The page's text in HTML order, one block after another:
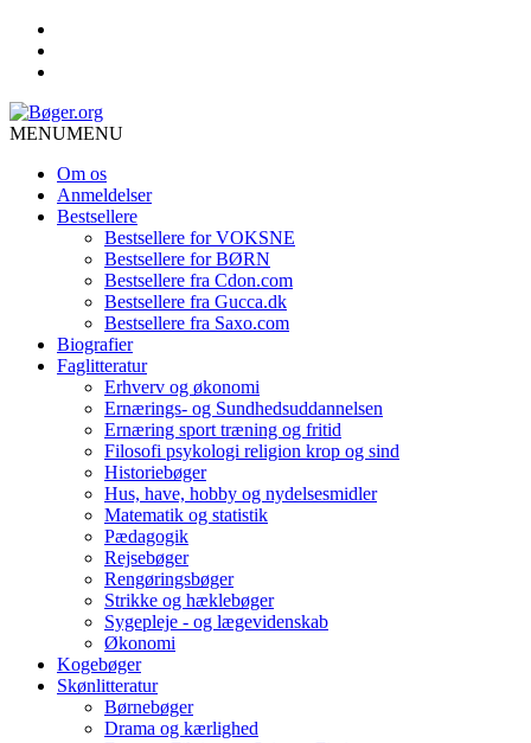
MENUMENU
Om os
Anmeldelser
Bestsellere
Bestsellere for VOKSNE
Bestsellere for BØRN
Bestsellere fra Cdon.com
Bestsellere fra Gucca.dk
Bestsellere fra Saxo.com
Biografier
Faglitteratur
Erhverv og økonomi
Ernærings- og Sundhedsuddannelsen
Ernæring sport træning og fritid
Filosofi psykologi religion krop og sind
Historiebøger
Hus, have, hobby og nydelsesmidler
Matematik og statistik
Pædagogik
Rejsebøger
Rengøringsbøger
Strikke og hæklebøger
Sygepleje - og lægevidenskab
Økonomi
Kogebøger
Skønlitteratur
Børnebøger
Drama og kærlighed